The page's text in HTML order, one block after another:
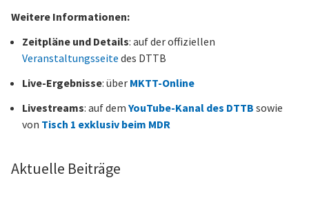
Weitere Informationen:
Zeitpläne und Details: auf der offiziellen
Veranstaltungsseite des DTTB
Live-Ergebnisse: über MKTT-Online
Livestreams: auf dem YouTube-Kanal des DTTB sowie
von Tisch 1 exklusiv beim MDR
Aktuelle Beiträge